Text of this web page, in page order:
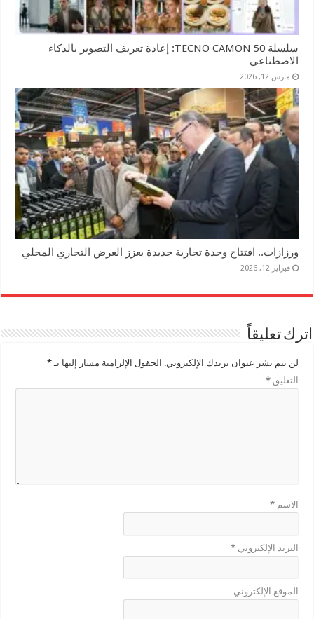
سلسلة TECNO CAMON 50: إعادة تعريف التصوير بالذكاء
الاصطناعي
مارس 12, 2026
ورزازات.. افتتاح وحدة تجارية جديدة يعزز العرض التجاري المحلي
فبراير 12, 2026
اترك تعليقاً
لن يتم نشر عنوان بريدك الإلكتروني. الحقول الإلزامية مشار إليها بـ*
التعليق*
الاسم*
البريد الإلكتروني*
الموقع الإلكتروني